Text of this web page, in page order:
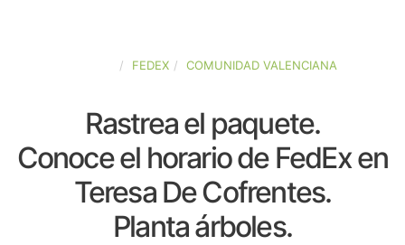
FEDEX COMUNIDAD VALENCIANA
Rastrea el paquete.
Conoce el horario de FedEx en
Teresa De Cofrentes.
Planta árboles.